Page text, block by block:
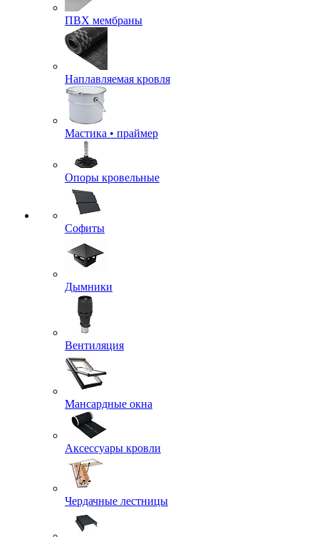
ПВХ мембраны
Наплавляемая кровля
Мастика • праймер
Опоры кровельные
Софиты
Дымники
Вентиляция
Мансардные окна
Аксессуары кровли
Чердачные лестницы